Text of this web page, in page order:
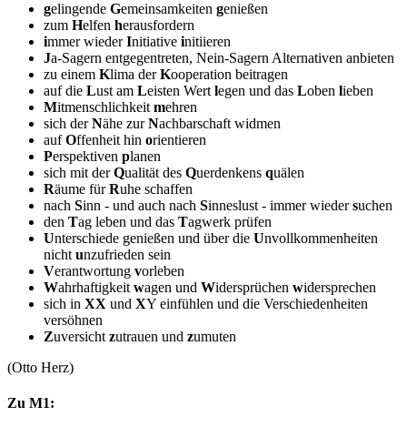
gelingende Gemeinsamkeiten genießen
zum Helfen herausfordern
immer wiederInitiative initiieren
Ja-Sagern entgegentreten, Nein-Sagern Alternativen anbieten
zu einem Klima derKooperation beitragen
auf die Lust am Leisten Wert legen und das Loben lieben
Mitmenschlichkeit mehren
sich derNähe zurNachbarschaft widmen
aufOffenheit hin orientieren
Perspektiven planen
sich mit derQualität des Querdenkens quälen
Räume fürRuhe schaffen
nach Sinn - und auch nach Sinneslust - immer wiedersuchen
den Tag leben und das Tagwerk prüfen
Unterschiede genießen und über die Unvollkommenheiten
nicht unzufrieden sein
Verantwortung vorleben
Wahrhaftigkeit wagen und Widersprüchen widersprechen
sich in XX und XY einfühlen und die Verschiedenheiten
versöhnen
Zuversicht zutrauen und zumuten
(Otto Herz)
Zu M1: